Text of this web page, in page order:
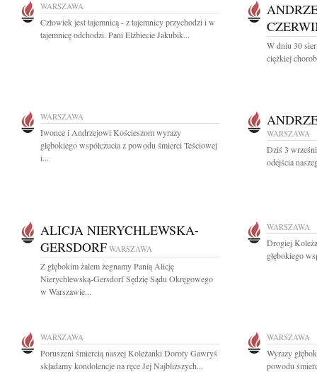
WARSZAWA
Człowiek jest tajemnicą - z tajemnicy przychodzi i w
tajemnicę odchodzi. Pani Elżbiecie Jakubik...
W dniu 30
ciężkiej
WARSZAWA
Iwonce i Andrzejowi Kościeszom wyrazy
głębokiego współczucia z powodu śmierci Teściowej
i...
WARSZAWA
Dziś 3
odejścia
ALICJA NIERYCHLEWSKA-
GERSDORF WARSZAWA
Z głębokim żalem żegnamy Panią Alicję
Nierychlewską-Gersdorf Sędzię Sądu Okręgowego
w Warszawie...
WARSZAWA
Drogiej
głębokiego
WARSZAWA
Poruszeni śmiercią naszej Koleżanki Doroty Gawryś
składamy kondolencje na ręce Jej Najbliższych...
WARSZAWA
Wyrazy
powodu